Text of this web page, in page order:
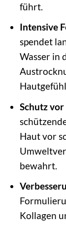
führt.
Intensive
spendet
Wasser in
Schutz
Haut vor
bewahrt.
Kollagen